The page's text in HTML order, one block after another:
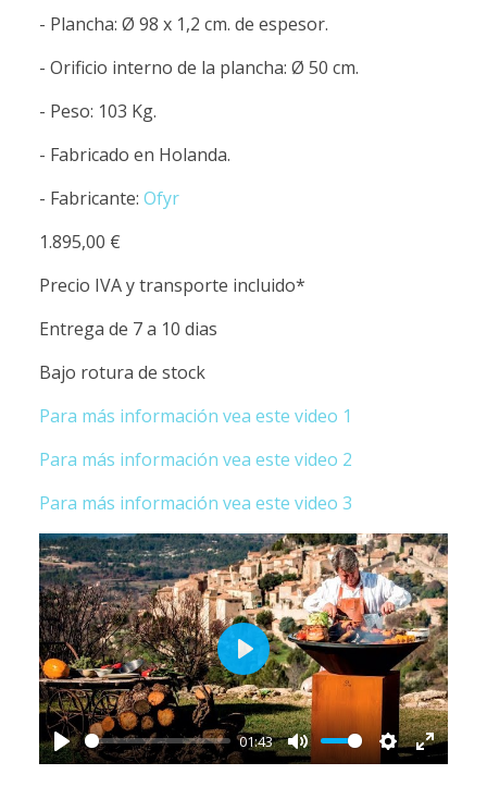
- Plancha: Ø 98 x 1,2 cm. de espesor.
- Orificio interno de la plancha: Ø 50 cm.
- Peso: 103 Kg.
- Fabricado en Holanda.
- Fabricante: Ofyr
1.895,00 €
Precio IVA y transporte incluido*
Entrega de 7 a 10 dias
Bajo rotura de stock
Para más información vea este video 1
Para más información vea este video 2
Para más información vea este video 3
Play
01:43
Mute Settings
Enter
Play